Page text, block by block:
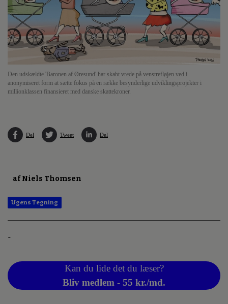
Den udskældte 'Baronen af Øresund' har skabt vrede på venstrefløjen ved i
anonymiseret form at sætte fokus på en række besynderlige udviklingsprojekter i
millionklassen finansieret med danske skattekroner.
Del Tweet Del
af Niels Thomsen
Ugens Tegning
-
Kan du lide det du læser?
Bliv medlem - 55 kr./md.